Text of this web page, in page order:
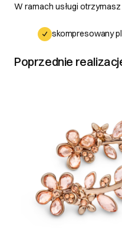
W ramach usługi
skompresowany
Poprzednie